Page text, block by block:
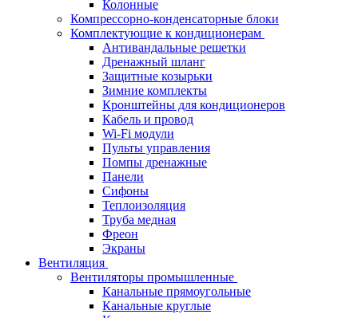
Колонные
Компрессорно-конденсаторные блоки
Комплектующие к кондиционерам
Антивандальные решетки
Дренажный шланг
Защитные козырьки
Зимние комплекты
Кронштейны для кондиционеров
Кабель и провод
Wi-Fi модули
Пульты управления
Помпы дренажные
Панели
Сифоны
Теплоизоляция
Труба медная
Фреон
Экраны
Вентиляция
Вентиляторы промышленные
Канальные прямоугольные
Канальные круглые